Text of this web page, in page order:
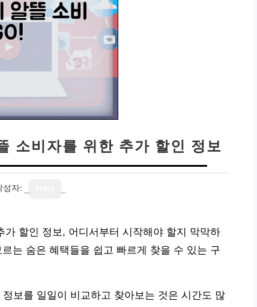
소비자를 위한 추가 할인 정보
성자:
할인 정보, 어디서부터 시작해야 할지 막막하
는 숨은 혜택들을 쉽고 빠르게 찾을 수 있는 구
보를 일일이 비교하고 찾아보는 것은 시간도 많